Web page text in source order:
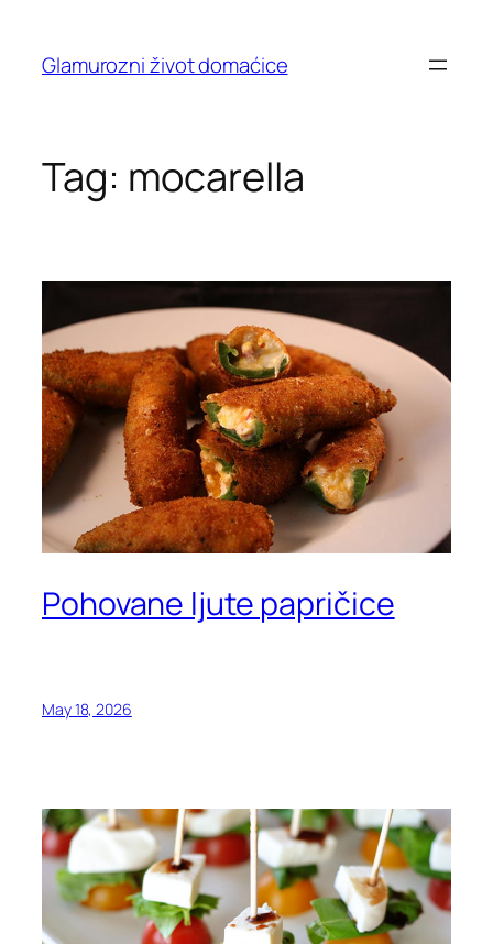
content
Glamurozni život domaćice
Tag: mocarella
Pohovane ljute papričice
May 18, 2026